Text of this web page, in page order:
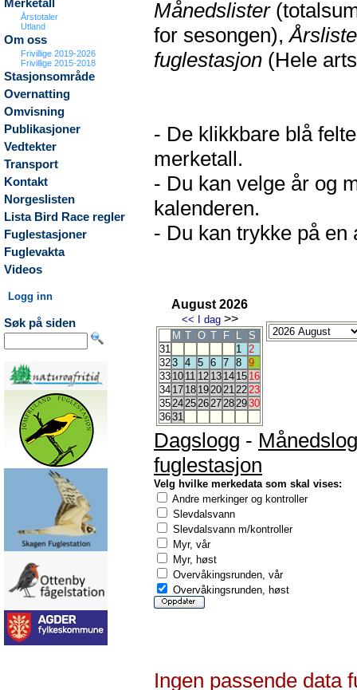
Merketall
Årstotaler
Utland
Om oss
Frivillige 2019-2026
Frivillige 2015-2018
Stasjonsområde
Overnatting
Omvisning
Publikasjoner
Vedtekter
Transport
Kontakt
Norgeslisten
Lista Bird Race regler
Fuglestasjoner
Fuglevakta
Videos
Logg inn
Søk på siden
Månedslister
for sesongen),
fuglestasjon (Hele
- De klikkbare blå
merketall.
- Du kan velge år og
kalenderen.
- Du kan trykke på en
August 2026
<< I dag>>
M T O T F L
S
31
1 2
323 4 5 6 7 8 9
33 10 11 12 13 14 15 16
34 17 18 1920212223
3524252627282930
3631
Dagslogg -
fuglestasjon
Velg hvilke merkedata som skal vises:
Andre merkinger og kontroller
Slevdalsvann
Slevdalsvann m/kontroller
Myr, vår
Myr, høst
Overvåkingsrunden, vår
Overvåkingsrunden, høst
Ingen passende data